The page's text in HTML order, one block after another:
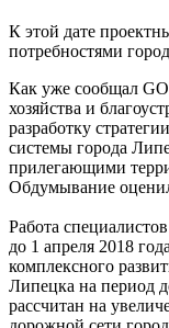
К этой дате
потребностями
Как уже сообщал
хозяйства и
разработку
системы города
прилегающими
Обдумывание
Работа
до 1 апреля 2018
комплексного
Липецка на период
рассчитан на